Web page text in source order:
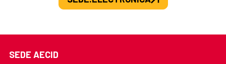
SEDE AECID